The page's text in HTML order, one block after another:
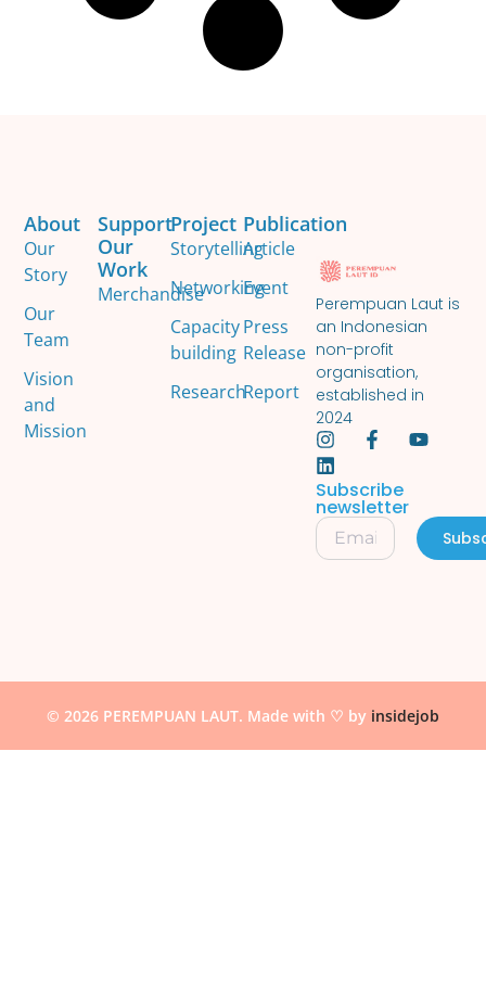
Perempuan Laut is
an Indonesian
non-profit
organisation,
established in
2024
Subscribe
newsletter
About
Our
Story
Our
Team
Vision
and
Mission
Project
Storytelling
Networking
Capacity
building
Research
Publication
Article
Event
Press
Release
Report
Support
Our
Work
Merchandise
© 2026 PEREMPUAN LAUT. Made with ♡ by insidejob